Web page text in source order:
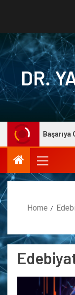
DR.
Başarıya
Home